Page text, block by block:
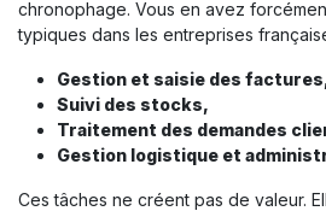
chronophage. Vous en avez
typiques dans les entreprises
Gestion et saisie des
Suivi des stocks,
Traitement des demandes
Gestion logistique et
Ces tâches ne créent pas de valeur.